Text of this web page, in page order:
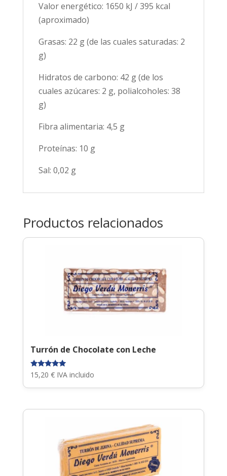
Valor energético: 1650 kJ / 395 kcal
(aproximado)
Grasas: 22 g (de las cuales saturadas: 2
g)
Hidratos de carbono: 42 g (de los
cuales azúcares: 2 g, polialcoholes: 38
g)
Fibra alimentaria: 4,5 g
Proteínas: 10 g
Sal: 0,02 g
Productos relacionados
Turrón de Chocolate con Leche
Valorado
con
5.00
15,20 € IVA incluido